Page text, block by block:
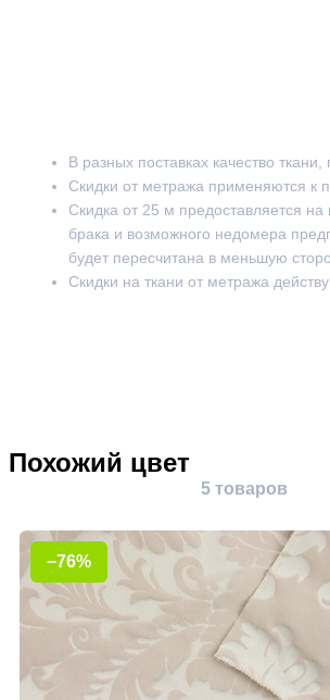
В разных поставках качество
Скидки от метража применяются к
Скидка от 25 м предоставляется
брака и возможного недомера
будет пересчитана в меньшую
Скидки на ткани от метража
Похожий цвет
5 товаров
−76%